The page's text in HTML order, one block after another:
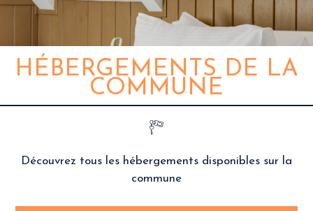
HÉBERGEMENTS DE LA
COMMUNE
Découvrez tous les hébergements disponibles sur la
commune